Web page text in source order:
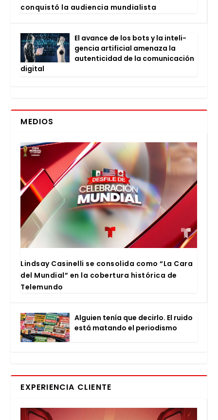
con­quis­tó la audien­cia mun­dia­lis­ta
El avan­ce de los bots y la inte­li­
gen­cia arti­fi­cial ame­na­za la
auten­ti­ci­dad de la comu­ni­ca­ción
digi­tal
MEDIOS
Lind­say Casi­ne­lli se con­so­li­da como “La Cara
del Mun­dial” en la cober­tu­ra his­tó­ri­ca de
Tele­mun­do
Alguien tenía que decir­lo. El rui­do
está matan­do el perio­dis­mo
EXPERIENCIA CLIENTE